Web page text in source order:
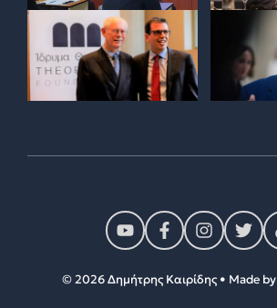
© 2026 Δημήτρης Καιρίδης • Made by